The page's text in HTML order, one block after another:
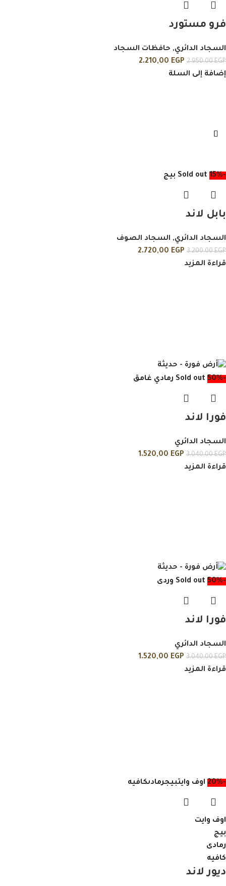
فرو مستورد
السجاد الدائري, حافظات السجاد
2.950,00EGP
2.210,00 EGP
إضافة إلى السلة
-15%
Sold out بيج
بابل لاند
السجاد الدائري, السجاد الصوف
3.200,00EGP
2.720,00 EGP
قراءة المزيد
-50%
Sold out رمادي غامق
فورا لاند
السجاد الدائري
3.040,00EGP
1.520,00 EGP
قراءة المزيد
-50%
Sold out وردى
فورا لاند
السجاد الدائري
3.040,00EGP
1.520,00 EGP
قراءة المزيد
-20% اوف وايتبيجرمادىكافيه
اوف وايت
بيج
رمادى
كافيه
ديور لاند